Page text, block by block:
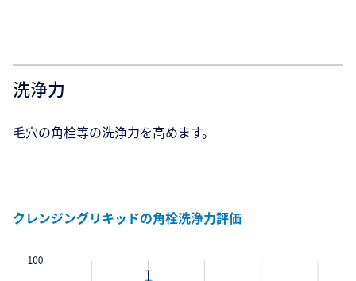
洗浄力
毛穴の角栓等の洗浄力を高めます。
クレンジングリキッドの角栓洗浄力評価